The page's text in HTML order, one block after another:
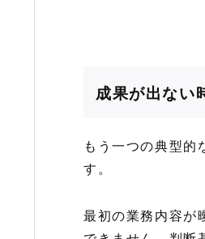
成果が出ない
もう一つの典型
す。
最初の業務内容が